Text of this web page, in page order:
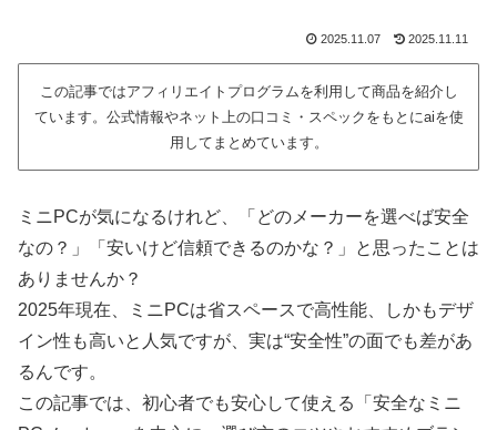
2025.11.07 2025.11.11
この記事ではアフィリエイトプログラムを利用して商品を紹介し
ています。公式情報やネット上の口コミ・スペックをもとにaiを使
用してまとめています。
ミニPCが気になるけれど、「どのメーカーを選べば安全
なの？」「安いけど信頼できるのかな？」と思ったことは
ありませんか？
2025年現在、ミニPCは省スペースで高性能、しかもデザ
イン性も高いと人気ですが、実は“安全性”の面でも差があ
るんです。
この記事では、初心者でも安心して使える「安全なミニ